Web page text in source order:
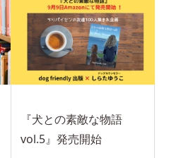
『犬との素敵な物語
vol.5』発売開始